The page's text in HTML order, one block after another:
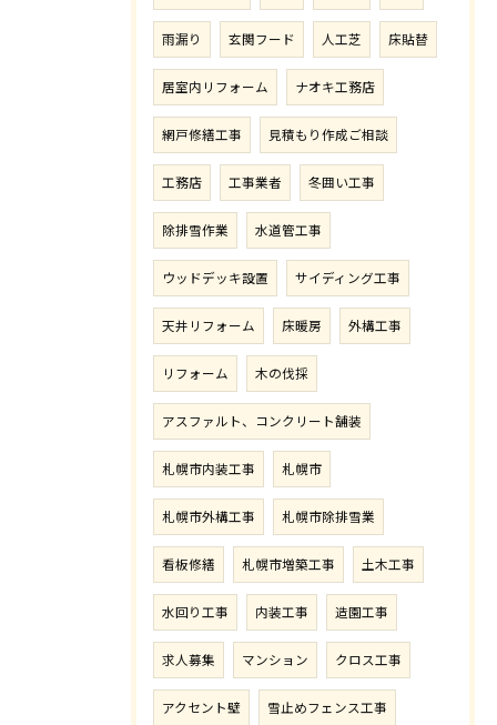
雨漏り 玄関フード 人工芝 床貼替
居室内リフォーム ナオキ工務店
網戸修繕工事 見積もり作成ご相談
工務店 工事業者 冬囲い工事
除排雪作業 水道管工事
ウッドデッキ設置 サイディング工事
天井リフォーム 床暖房 外構工事
リフォーム 木の伐採
アスファルト、コンクリート舗装
札幌市内装工事 札幌市
札幌市外構工事 札幌市除排雪業
看板修繕 札幌市増築工事 土木工事
水回り工事 内装工事 造園工事
求人募集 マンション クロス工事
アクセント壁 雪止めフェンス工事